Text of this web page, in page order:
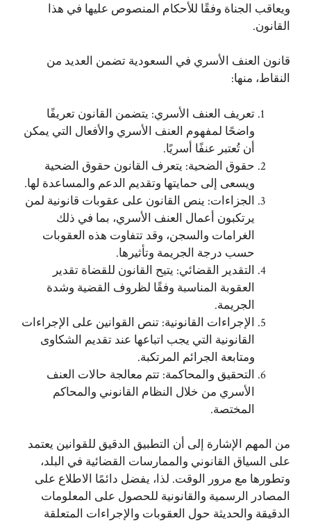
ويعاقب الجناة وفقًا للأحكام المنصوص عليها في هذا
القانون.
قانون العنف الأسري في السعودية تضمن العديد من
النقاط، منها:
تعريف العنف الأسري: يتضمن القانون تعريفًا
واضحًا لمفهوم العنف الأسري والأفعال التي يمكن
أن تُعتبر عنفًا أسريًا.
حقوق الضحية: يتعرف القانون حقوق الضحية
ويسعى إلى حمايتها وتقديم الدعم والمساعدة لها.
الجزاءات: ينص القانون على عقوبات قانونية لمن
يرتكبون أعمال العنف الأسري، بما في ذلك
الغرامات والسجن، وقد تتفاوت هذه العقوبات
حسب درجة الجريمة وتأثيرها.
التقدير القضائي: يتيح القانون للقضاة تقدير
العقوبة المناسبة وفقًا لظروف القضية وشدة
الجريمة.
الإجراءات القانونية: تنص القوانين على الإجراءات
القانونية التي يجب اتباعها عند تقديم الشكاوى
ومتابعة الجرائم المرتكبة.
التحقيق والمحاكمة: تتم معالجة حالات العنف
الأسري من خلال النظام القانوني والمحاكم
المختصة.
من المهم الإشارة إلى أن التطبيق الدقيق للقوانين يعتمد
على السياق القانوني والممارسات القضائية في البلد،
وتطورها مع مرور الوقت. لذا، يفضل دائمًا الاطلاع على
المصادر الرسمية والقانونية للحصول على المعلومات
الدقيقة والحديثة حول العقوبات والإجراءات المتعلقة